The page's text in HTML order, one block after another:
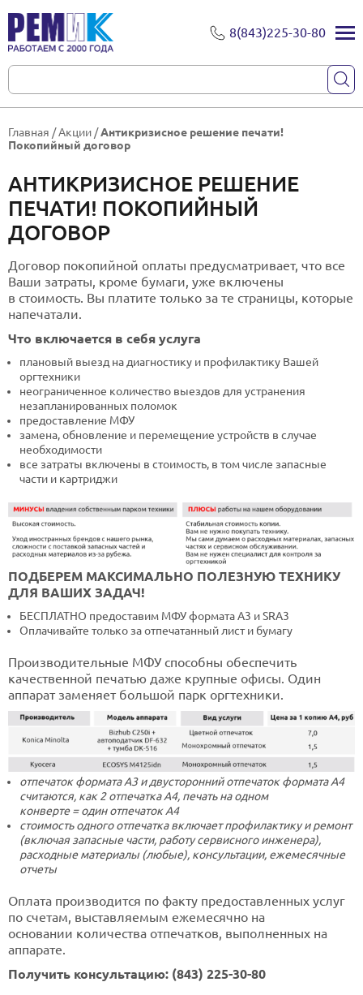
8(843)225-30-80
Главная /Акции /Антикризисное решение печати!
Покопийный договор
АНТИКРИЗИСНОЕ РЕШЕНИЕ
ПЕЧАТИ! ПОКОПИЙНЫЙ
ДОГОВОР
Договор покопийной оплаты предусматривает, что все
Ваши затраты, кроме бумаги, уже включены
в стоимость. Вы платите только за те страницы, которые
напечатали.
Что включается в себя услуга
плановый выезд на диагностику и профилактику Вашей
оргтехники
неограниченное количество выездов для устранения
незапланированных поломок
предоставление МФУ
замена, обновление и перемещение устройств в случае
необходимости
все затраты включены в стоимость, в том числе запасные
части и картриджи
ПОДБЕРЕМ МАКСИМАЛЬНО ПОЛЕЗНУЮ ТЕХНИКУ
ДЛЯ ВАШИХ ЗАДАЧ!
БЕСПЛАТНО предоставим МФУ формата А3 и SRA3
Оплачивайте только за отпечатанный лист и бумагу
Производительные МФУ способны обеспечить
качественной печатью даже крупные офисы. Один
аппарат заменяет большой парк оргтехники.
отпечаток формата А3 и двусторонний отпечаток формата А4
считаются, как 2 отпечатка А4, печать на одном
конверте = один отпечаток А4
стоимость одного отпечатка включает профилактику и ремонт
(включая запасные части, работу сервисного инженера),
расходные материалы (любые), консультации, ежемесячные
отчеты
Оплата производится по факту предоставленных услуг
по счетам, выставляемым ежемесячно на
основании количества отпечатков, выполненных на
аппарате.
Получить консультацию: (843) 225-30-80